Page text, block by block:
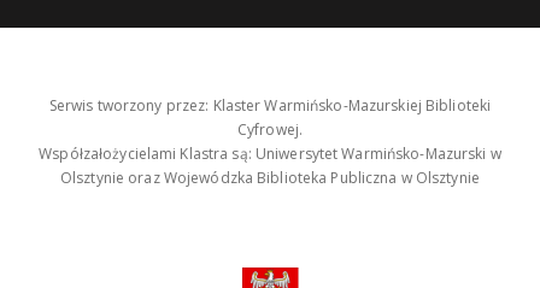
Serwis tworzony przez: Klaster Warmińsko-Mazurskiej Biblioteki
Cyfrowej.
Współzałożycielami Klastra są: Uniwersytet Warmińsko-Mazurski w
Olsztynie oraz Wojewódzka Biblioteka Publiczna w Olsztynie